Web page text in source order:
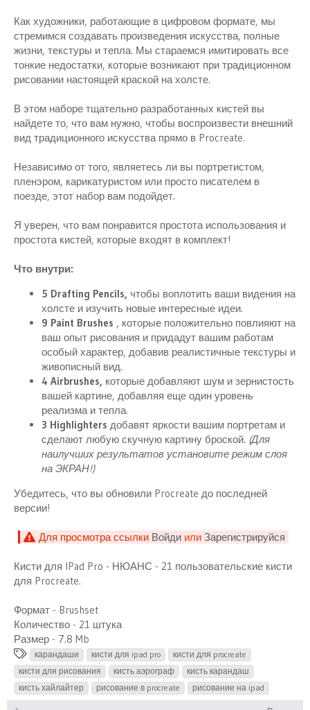
и
Как художники, работающие в цифровом формате, мы
стремимся создавать произведения искусства, полные
жизни, текстуры и тепла. Мы стараемся имитировать все
тонкие недостатки, которые возникают при традиционном
рисовании настоящей краской на холсте.
В этом наборе тщательно разработанных кистей вы
найдете то, что вам нужно, чтобы воспроизвести внешний
вид традиционного искусства прямо в Procreate.
Независимо от того, являетесь ли вы портретистом,
пленэром, карикатуристом или просто писателем в
поезде, этот набор вам подойдет.
Я уверен, что вам понравится простота использования и
простота кистей, которые входят в комплект!
Что внутри:
5 Drafting Pencils, чтобы воплотить ваши видения на
холсте и изучить новые интересные идеи.
9 Paint Brushes , которые положительно повлияют на
ваш опыт рисования и придадут вашим работам
особый характер, добавив реалистичные текстуры и
живописный вид.
4 Airbrushes, которые добавляют шум и зернистость
вашей картине, добавляя еще один уровень
реализма и тепла.
3 Highlighters добавят яркости вашим портретам и
сделают любую скучную картину броской. (Для
наилучших результатов установите режим слоя
на ЭКРАН!)
Убедитесь, что вы обновили Procreate до последней
версии!
Для просмотра ссылки Войди или Зарегистрируйся
Кисти для IPad Pro - НЮАНС - 21 пользовательские кисти
для Procreate.
Формат - Brushset
Количество - 21 штука
Размер - 7.8 Mb
Т
е
г
и
карандаши кисти для ipad pro
кисти для procreate
кисти для рисования
кисть аэрограф
кисть карандаш
кисть хайлайтер
рисование в procreate рисование на ipad